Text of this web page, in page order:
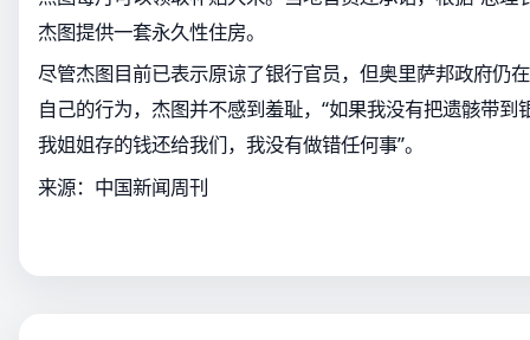
杰图提供一套永久性住房。
尽管杰图目前已表示原谅了银行官员，但奥里萨邦政府仍
自己的行为，杰图并不感到羞耻，“如果我没有把遗骸带到
我姐姐存的钱还给我们，我没有做错任何事”。
来源：中国新闻周刊